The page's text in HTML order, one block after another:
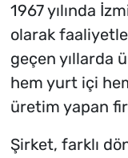
1967 yılında
olarak
geçen yıllarda
hem yurt içi
üretim yapan
Şirket, farklı